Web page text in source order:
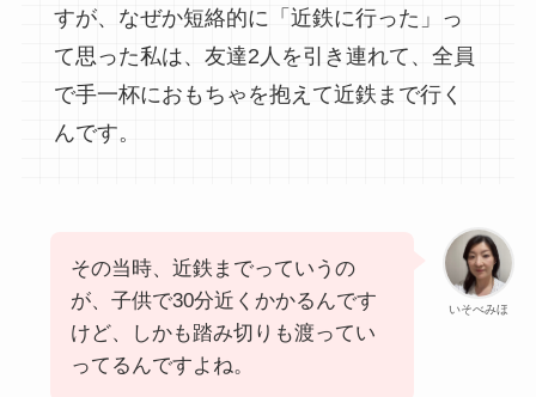
すが、なぜか短絡的に「近鉄に行った」っ
て思った私は、友達2人を引き連れて、全員
で手一杯におもちゃを抱えて近鉄まで行く
んです。
いそべみほ
その当時、近鉄までっていうの
が、子供で30分近くかかるんです
けど、しかも踏み切りも渡ってい
ってるんですよね。